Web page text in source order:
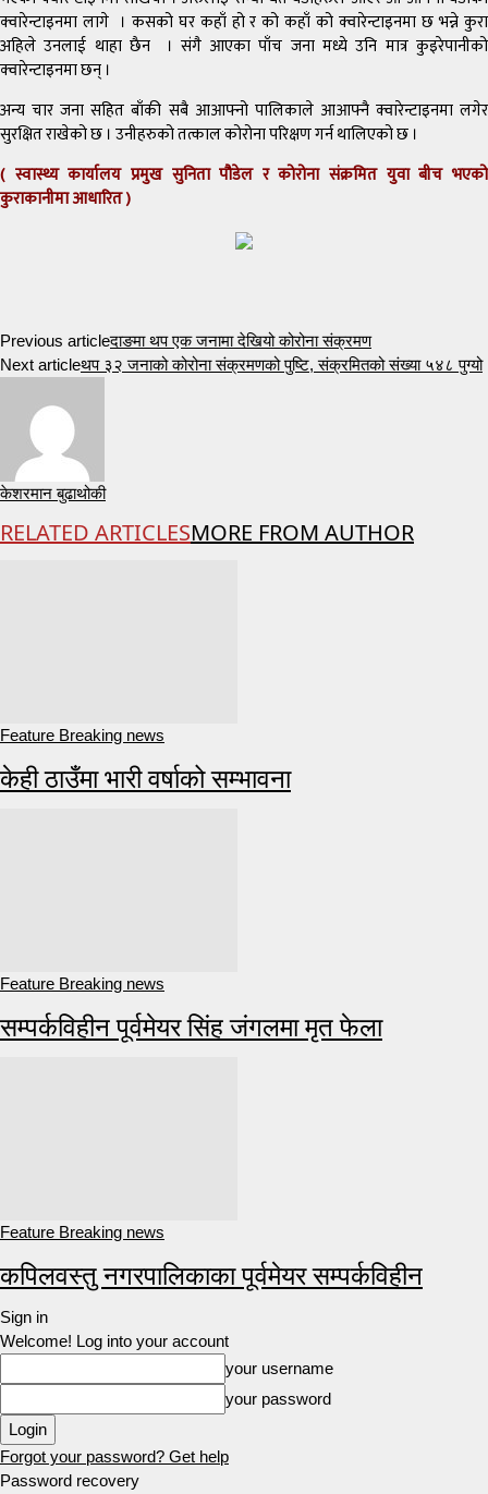
क्वारेन्टाइनमा लागे । कसको घर कहाँ हो र को कहाँ को क्वारेन्टाइनमा छ भन्ने कुरा
अहिले उनलाई थाहा छैन । संगै आएका पाँच जना मध्ये उनि मात्र कुइरेपानीको
क्वारेन्टाइनमा छन् ।
अन्य चार जना सहित बाँकी सबै आआफ्नो पालिकाले आआफ्नै क्वारेन्टाइनमा लगेर
सुरक्षित राखेको छ । उनीहरुको तत्काल कोरोना परिक्षण गर्न थालिएको छ ।
( स्वास्थ्य कार्यालय प्रमुख सुनिता पौडेल र कोरोना संक्रमित युवा बीच भएको
कुराकानीमा आधारित )
Previous articleदाङमा थप एक जनामा देखियो कोरोना संक्रमण
Next articleथप ३२ जनाको कोरोना संक्रमणको पुष्टि, संक्रमितको संख्या ५४८ पुग्यो
केशरमान बुढाथोकी
RELATED ARTICLESMORE FROM AUTHOR
Feature Breaking news
केही ठाउँमा भारी वर्षाको सम्भावना
Feature Breaking news
सम्पर्कविहीन पूर्वमेयर सिंह जंगलमा मृत फेला
Feature Breaking news
कपिलवस्तु नगरपालिकाका पूर्वमेयर सम्पर्कविहीन
Sign in
Welcome! Log into your account
your username
your password
Forgot your password? Get help
Password recovery